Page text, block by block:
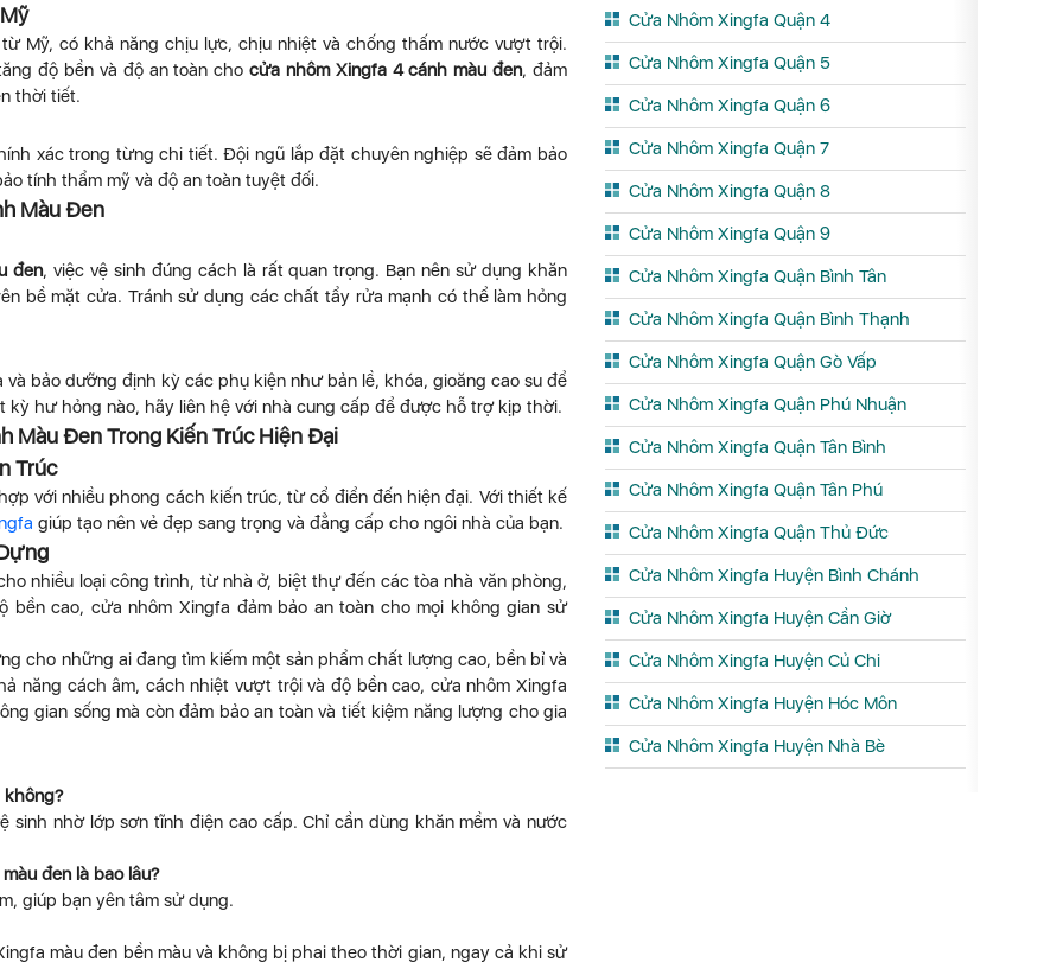
Mỹ, có khả năng chịu lực, chịu nhiệt và chống thấm nước vượt trội.
độ bền và độ an toàn chocửa nhôm Xingfa 4 cánh màu đen, đảm
thời tiết.
xác trong từng chi tiết. Đội ngũ lắp đặt chuyên nghiệp sẽ đảm bảo
tính thẩm mỹ và độ an toàn tuyệt đối.
Màu Đen
đen, việc vệ sinh đúng cách là rất quan trọng. Bạn nên sử dụng khăn
bề mặt cửa. Tránh sử dụng các chất tẩy rửa mạnh có thể làm hỏng
bảo dưỡng định kỳ các phụ kiện như bản lề, khóa, gioăng cao su để
hư hỏng nào, hãy liên hệ với nhà cung cấp để được hỗ trợ kịp thời.
Màu Đen Trong Kiến Trúc Hiện Đại
Trúc
với nhiều phong cách kiến trúc, từ cổ điển đến hiện đại. Với thiết kế
giúp tạo nên vẻ đẹp sang trọng và đẳng cấp cho ngôi nhà của bạn.
nhiều loại công trình, từ nhà ở, biệt thự đến các tòa nhà văn phòng,
cao, cửa nhôm Xingfa đảm bảo an toàn cho mọi không gian sử
cho những ai đang tìm kiếm một sản phẩm chất lượng cao, bền bỉ và
năng cách âm, cách nhiệt vượt trội và độ bền cao, cửa nhôm Xingfa
gian sống mà còn đảm bảo an toàn và tiết kiệm năng lượng cho gia
không?
sinh nhờ lớp sơn tĩnh điện cao cấp. Chỉ cần dùng khăn mềm và nước
đen là bao lâu?
giúp bạn yên tâm sử dụng.
màu đen bền màu và không bị phai theo thời gian, ngay cả khi sử
Cửa Nhôm Xingfa Quận 4
Cửa Nhôm Xingfa Quận 5
Cửa Nhôm Xingfa Quận 6
Cửa Nhôm Xingfa Quận 7
Cửa Nhôm Xingfa Quận 8
Cửa Nhôm Xingfa Quận 9
Cửa Nhôm Xingfa Quận Bình Tân
Cửa Nhôm Xingfa Quận Bình Thạnh
Cửa Nhôm Xingfa Quận Gò Vấp
Cửa Nhôm Xingfa Quận Phú Nhuận
Cửa Nhôm Xingfa Quận Tân Bình
Cửa Nhôm Xingfa Quận Tân Phú
Cửa Nhôm Xingfa Quận Thủ Đức
Cửa Nhôm Xingfa Huyện Bình Chánh
Cửa Nhôm Xingfa Huyện Cần Giờ
Cửa Nhôm Xingfa Huyện Củ Chi
Cửa Nhôm Xingfa Huyện Hóc Môn
Cửa Nhôm Xingfa Huyện Nhà Bè